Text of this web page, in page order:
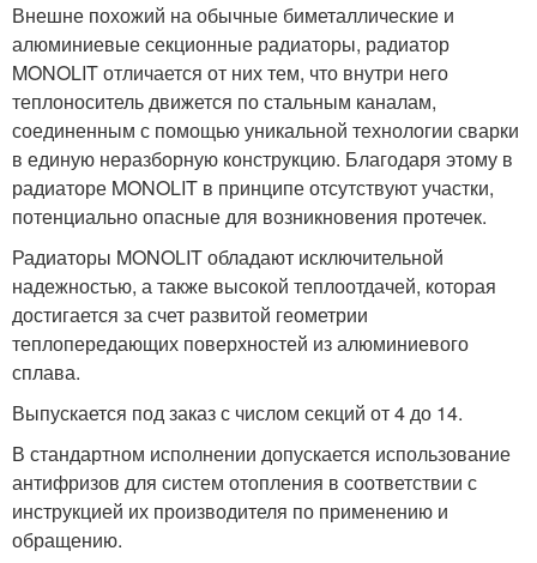
Внешне похожий на обычные биметаллические и
алюминиевые секционные радиаторы, радиатор
MONOLIT отличается от них тем, что внутри него
теплоноситель движется по стальным каналам,
соединенным с помощью уникальной технологии сварки
в единую неразборную конструкцию. Благодаря этому в
радиаторе MONOLIT в принципе отсутствуют участки,
потенциально опасные для возникновения протечек.
Радиаторы MONOLIT обладают исключительной
надежностью, а также высокой теплоотдачей, которая
достигается за счет развитой геометрии
теплопередающих поверхностей из алюминиевого
сплава.
Выпускается под заказ с числом секций от 4 до 14.
В стандартном исполнении допускается использование
антифризов для систем отопления в соответствии с
инструкцией их производителя по применению и
обращению.